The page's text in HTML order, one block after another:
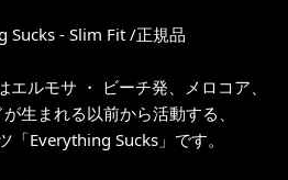
Sucks - Slim Fit /正規品
ルモサ ・ ビーチ発、メロコア、
生まれる以前から活動する、
「Everything Sucks」です。